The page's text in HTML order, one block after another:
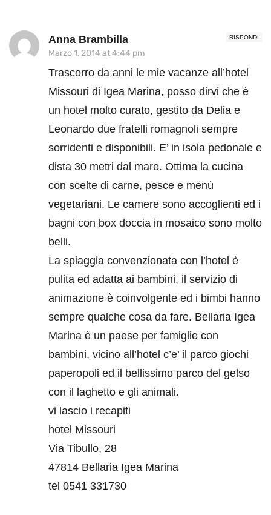
RISPONDI
Anna Brambilla
Marzo 1, 2014 at 4:44 pm
Trascorro da anni le mie vacanze all’hotel
Missouri di Igea Marina, posso dirvi che è
un hotel molto curato, gestito da Delia e
Leonardo due fratelli romagnoli sempre
sorridenti e disponibili. E’ in isola pedonale e
dista 30 metri dal mare. Ottima la cucina
con scelte di carne, pesce e menù
vegetariani. Le camere sono accoglienti ed i
bagni con box doccia in mosaico sono molto
belli.
La spiaggia convenzionata con l’hotel è
pulita ed adatta ai bambini, il servizio di
animazione è coinvolgente ed i bimbi hanno
sempre qualche cosa da fare. Bellaria Igea
Marina è un paese per famiglie con
bambini, vicino all’hotel c’e’ il parco giochi
paperopoli ed il bellissimo parco del gelso
con il laghetto e gli animali.
vi lascio i recapiti
hotel Missouri
Via Tibullo, 28
47814 Bellaria Igea Marina
tel 0541 331730